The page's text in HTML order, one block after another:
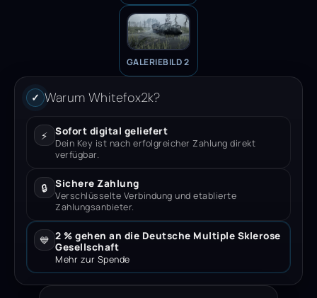
GALERIEBILD 2
✓ Warum Whitefox2k?
⚡ Sofort digital geliefert
Dein Key ist nach erfolgreicher Zahlung direkt
verfügbar.
🔒 Sichere Zahlung
Verschlüsselte Verbindung und etablierte
Zahlungsanbieter.
💙 2 % gehen an die Deutsche Multiple Sklerose
Gesellschaft
Mehr zur Spende